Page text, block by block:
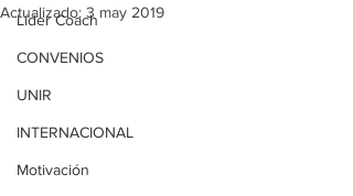
Líder Coach
CONVENIOS
UNIR
INTERNACIONAL
Motivación
Actualizado: 3 may 2019